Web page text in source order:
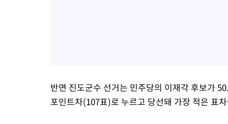
반면 진도군수 선거는 민주당의 이재각 후보가
포인트차(107표)로 누르고 당선돼 가장 적은 표